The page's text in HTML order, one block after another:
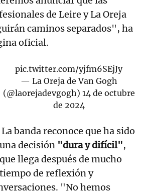
de Leire y La Oreja
caminos separados", ha
oficial.
pic.twitter.com/yjfm6SEjJy
— La Oreja de Van Gogh
(@laorejadevgogh) 14 de octubre
de 2024
La banda reconoce que ha sido
una decisión "dura y difícil",
que llega después de mucho
tiempo de reflexión y
"No hemos